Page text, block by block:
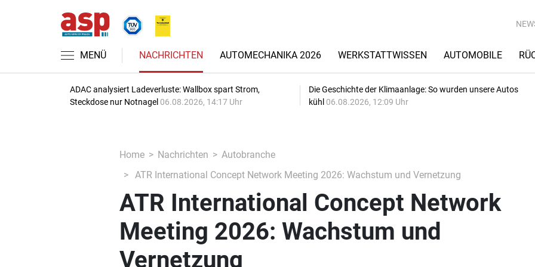
MENÜ NACHRICHTEN AUTOMECHANIKA 2026 WERKSTATTWISSEN AUTOMOBILE
ADAC analysiert Ladeverluste: Wallbox spart Strom,
Steckdose nur Notnagel 06.08.2026, 14:17 Uhr
Die Geschichte der Klimaanlage: So wurden unsere Autos
kühl 06.08.2026, 12:09 Uhr
Home Nachrichten
Autobranche
ATR International Concept Network Meeting 2026: Wachstum und Vernetzung
ATR International Concept Network
Meeting 2026: Wachstum und
Vernetzung